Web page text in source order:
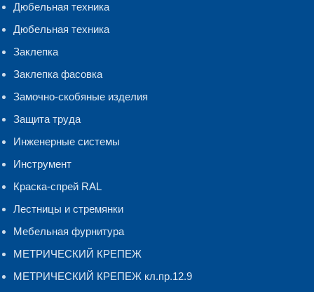
Дюбельная техника
Дюбельная техника
Заклепка
Заклепка фасовка
Замочно-скобяные изделия
Защита труда
Инженерные системы
Инструмент
Краска-спрей RAL
Лестницы и стремянки
Мебельная фурнитура
МЕТРИЧЕСКИЙ КРЕПЕЖ
МЕТРИЧЕСКИЙ КРЕПЕЖ кл.пр.12.9